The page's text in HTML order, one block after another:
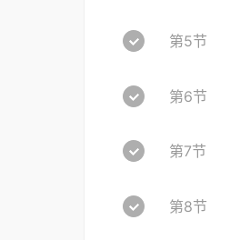
第5节
第6节
第7节
第8节